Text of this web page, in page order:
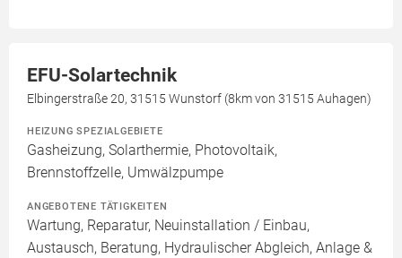
EFU-Solartechnik
Elbingerstraße 20, 31515 Wunstorf (8km von 31515 Auhagen)
HEIZUNG SPEZIALGEBIETE
Gasheizung, Solarthermie, Photovoltaik,
Brennstoffzelle, Umwälzpumpe
ANGEBOTENE TÄTIGKEITEN
Wartung, Reparatur, Neuinstallation / Einbau,
Austausch, Beratung, Hydraulischer Abgleich, Anlage &